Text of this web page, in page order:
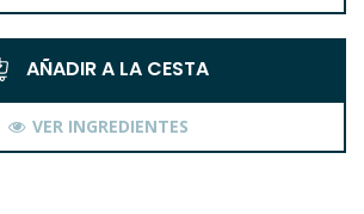
AÑADIR A LA CESTA
VER INGREDIENTES